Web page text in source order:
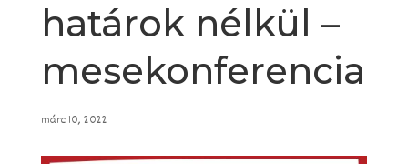
határok nélkül –
mesekonferencia
márc 10, 2022